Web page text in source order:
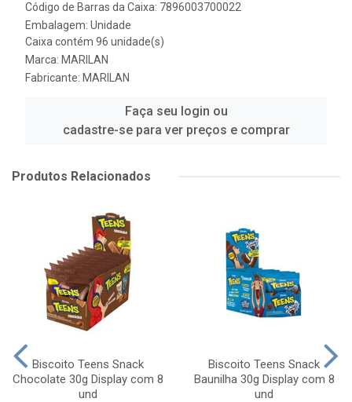
Código de Barras da Caixa: 7896003700022
Embalagem: Unidade
Caixa contém 96 unidade(s)
Marca: MARILAN
Fabricante: MARILAN
Faça seu login ou
cadastre-se para ver preços e comprar
Produtos Relacionados
Biscoito Teens Snack
Chocolate 30g Display com 8
und
Biscoito Teens Snack
Baunilha 30g Display com 8
und